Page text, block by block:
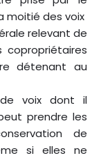
moitié des voix
relevant de
détenant au
voix dont il
prendre les
de
si elles ne